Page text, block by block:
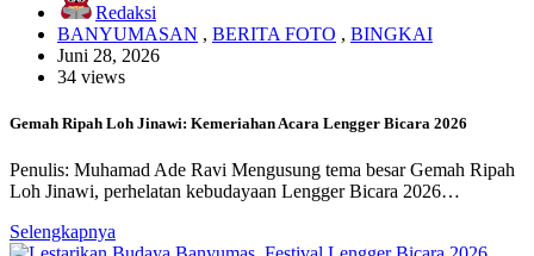
Redaksi
BANYUMASAN , BERITA FOTO , BINGKAI
Juni 28, 2026
34 views
Gemah Ripah Loh Jinawi: Kemeriahan Acara Lengger Bicara 2026
Penulis: Muhamad Ade Ravi Mengusung tema besar Gemah Ripah
Loh Jinawi, perhelatan kebudayaan Lengger Bicara 2026…
Selengkapnya